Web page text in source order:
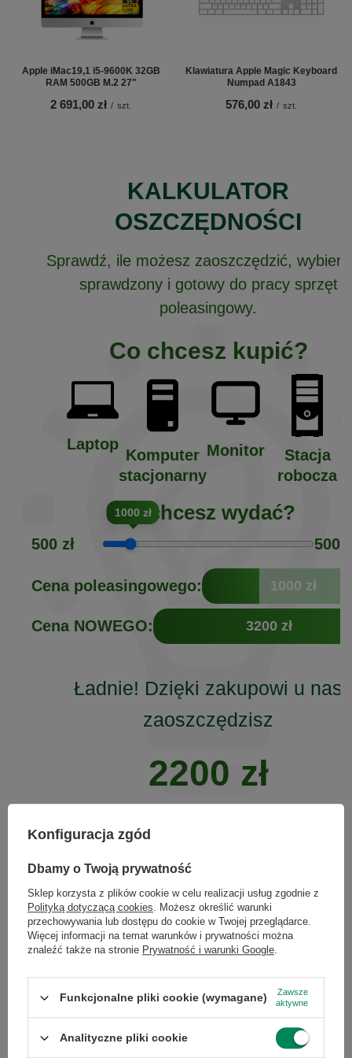
Apple iMac19,1 i5-9600K 32GB
RAM 500GB M.2 27"
2 691,00 zł / szt.
Klawiatura Apple Magic Keyboard
Numpad A1843
576,00 zł / szt.
KALKULATOR
OSZCZĘDNOŚCI
Sprawdź, ile możesz zaoszczędzić,
sprawdzony i gotowy do pracy sprzęt
poleasingowy.
Co chcesz kupić?
Laptop
Komputer
stacjonarny
Monitor
Stacja
robocza
Ile chcesz wydać?
500 zł
1000 zł
5000
Cena poleasingowego: 1000 zł
Cena NOWEGO: 3200 zł
Ładnie! Dzięki zakupowi u nas
zaoszczędzisz
2200 zł
TYLE POZOSTAJE W TWOJEJ
To69%mniej niż nowy sprzęt!
DLACZEGO WARTO
WYBRAĆ SPRZĘT
Dołącz do newslettera Green
Computers
Zgarnij jako pierwszy informacje o zniżkach i
rabatach w naszym sklepie!
...lub zadzwoń od razu, aby odebrać
przy zamówieniu telefonicznym
50 zł rabatu!
Rabat 50 zł przy zamówieniach powyżej 300 zł. Oferta
Konfiguracja zgód
Dbamy o Twoją prywatność
Sklep korzysta z plików cookie w celu realizacji usług zgodnie z
Polityką dotyczącą cookies. Możesz określić warunki
przechowywania lub dostępu do cookie w Twojej przeglądarce.
Więcej informacji na temat warunków i prywatności można
znaleźć także na stronie Prywatność i warunki Google.
Funkcjonalne pliki cookie (wymagane)
Zawsze
aktywne
Analityczne pliki cookie